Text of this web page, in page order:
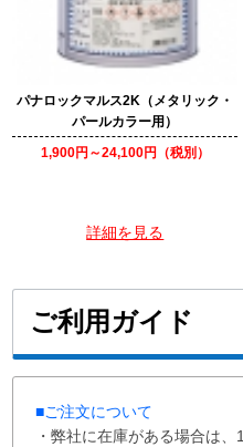
パナロックマルス2K（メタリック・
パールカラー用）
1,900円～24,100円（税別）
詳細を見る
ご利用ガイド
■ご注文について
・弊社に在庫がある場合は